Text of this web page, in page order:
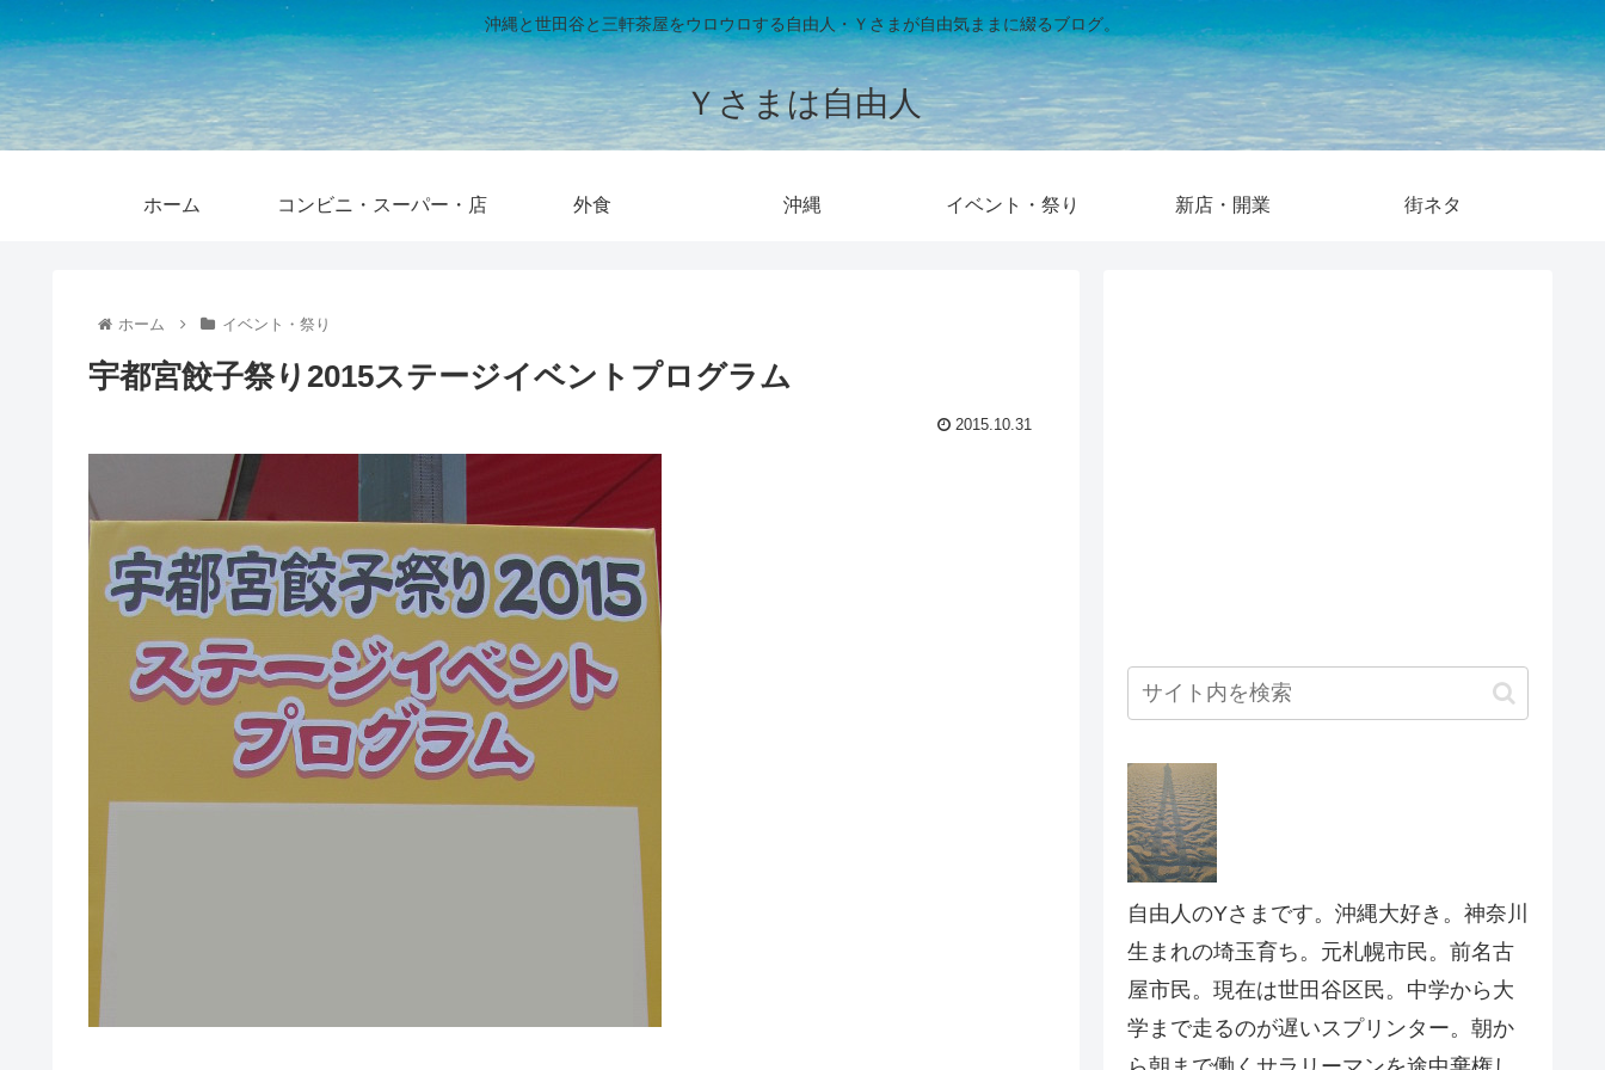
沖縄と世田谷と三軒茶屋をウロウロする自由人・Ｙさまが自由気ままに綴るブログ。
Ｙさまは自由人
ホーム コンビニ・スーパー・店 外食 沖縄 イベント・祭り 新店・開業 街ネタ
ホーム イベント・祭り
宇都宮餃子祭り2015ステージイベントプログラム
2015.10.31
自由人のYさまです。沖縄大好き。神奈川
生まれの埼玉育ち。元札幌市民。前名古
屋市民。現在は世田谷区民。中学から大
学まで走るのが遅いスプリンター。朝か